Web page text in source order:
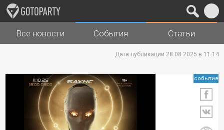
Города Музыка
Все новости События Статьи
Дата публикации 28.08.2025 в 11:14
событие